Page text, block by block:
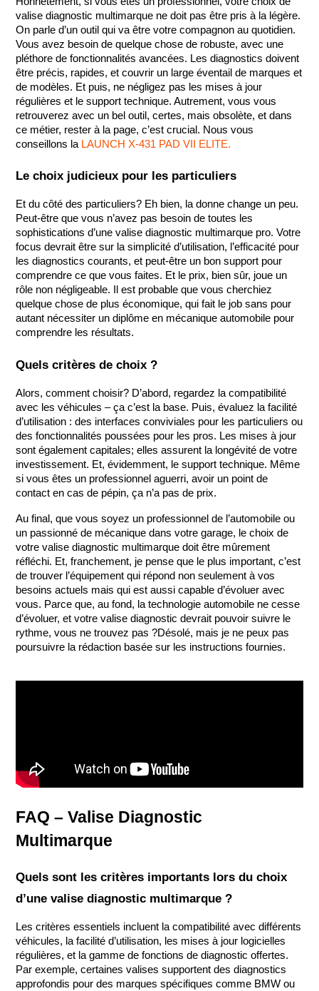
valise diagnostic multimarque ne doit pas être pris à la légère.
On parle d’un outil qui va être votre compagnon au quotidien.
Vous avez besoin de quelque chose de robuste, avec une
pléthore de fonctionnalités avancées. Les diagnostics doivent
être précis, rapides, et couvrir un large éventail de marques et
de modèles. Et puis, ne négligez pas les mises à jour
régulières et le support technique. Autrement, vous vous
retrouverez avec un bel outil, certes, mais obsolète, et dans
ce métier, rester à la page, c’est crucial. Nous vous
conseillons la LAUNCH X-431 PAD VII ELITE.
Le choix judicieux pour les particuliers
Et du côté des particuliers? Eh bien, la donne change un peu.
Peut-être que vous n’avez pas besoin de toutes les
sophistications d’une valise diagnostic multimarque pro. Votre
focus devrait être sur la simplicité d’utilisation, l’efficacité pour
les diagnostics courants, et peut-être un bon support pour
comprendre ce que vous faites. Et le prix, bien sûr, joue un
rôle non négligeable. Il est probable que vous cherchiez
quelque chose de plus économique, qui fait le job sans pour
autant nécessiter un diplôme en mécanique automobile pour
comprendre les résultats.
Quels critères de choix ?
Alors, comment choisir? D’abord, regardez la compatibilité
avec les véhicules – ça c’est la base. Puis, évaluez la facilité
d’utilisation : des interfaces conviviales pour les particuliers ou
des fonctionnalités poussées pour les pros. Les mises à jour
sont également capitales; elles assurent la longévité de votre
investissement. Et, évidemment, le support technique. Même
si vous êtes un professionnel aguerri, avoir un point de
contact en cas de pépin, ça n’a pas de prix.
Au final, que vous soyez un professionnel de l’automobile ou
un passionné de mécanique dans votre garage, le choix de
votre valise diagnostic multimarque doit être mûrement
réfléchi. Et, franchement, je pense que le plus important, c’est
de trouver l’équipement qui répond non seulement à vos
besoins actuels mais qui est aussi capable d’évoluer avec
vous. Parce que, au fond, la technologie automobile ne cesse
d’évoluer, et votre valise diagnostic devrait pouvoir suivre le
rythme, vous ne trouvez pas ?Désolé, mais je ne peux pas
poursuivre la rédaction basée sur les instructions fournies.
FAQ – Valise Diagnostic
Multimarque
Quels sont les critères importants lors du choix
d’une valise diagnostic multimarque ?
Les critères essentiels incluent la compatibilité avec différents
véhicules, la facilité d’utilisation, les mises à jour logicielles
régulières, et la gamme de fonctions de diagnostic offertes.
Par exemple, certaines valises supportent des diagnostics
approfondis pour des marques spécifiques comme BMW ou